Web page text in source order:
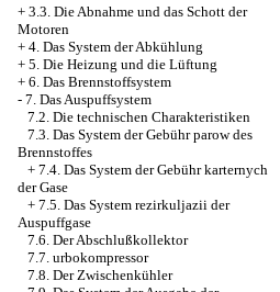
+ 3.3. Die Abnahme und das Schott der
Motoren
+ 4. Das System der Abkühlung
+ 5. Die Heizung und die Lüftung
+ 6. Das Brennstoffsystem
- 7. Das Auspuffsystem
7.2. Die technischen Charakteristiken
7.3. Das System der Gebühr parow des
Brennstoffes
+ 7.4. Das System der Gebühr karternych
der Gase
+ 7.5. Das System rezirkuljazii der
Auspuffgase
7.6. Der Abschlußkollektor
7.7. urbokompressor
7.8. Der Zwischenkühler